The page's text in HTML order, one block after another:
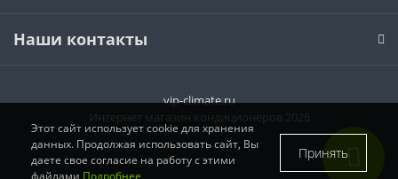
Наши контакты
vip-climate.ru
Интернет магазин кондиционеров 2026
Этот сайт использует cookie для хранения
данных. Продолжая использовать сайт, Вы
даете свое согласие на работу с этими
файлами Подробнее
Принять